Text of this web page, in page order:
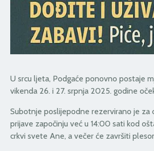
U srcu ljeta, Podgaće ponovno postaje
vikenda 26. i 27. srpnja 2025. godine
Subotnje poslijepodne rezervirano je za
prijave započinju već u 14:00 sati kod
crkvi svete Ane, a večer će završiti